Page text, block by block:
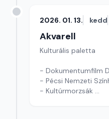
2026. 01. 13. kedd
Akvarell
Kulturális paletta
- Dokumentumfilm
- Pécsi Nemzeti
- Kultúrmorzsák